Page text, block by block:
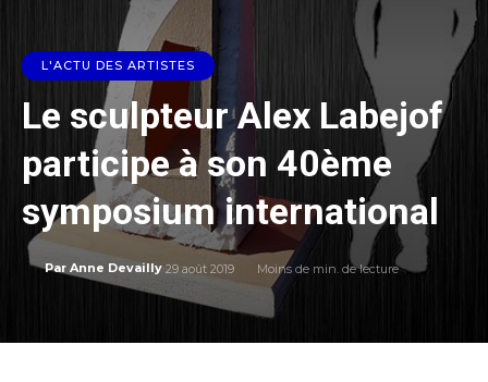
L'ACTU DES ARTISTES
Le sculpteur Alex Labejof
participe à son 40ème
symposium international
Par Anne Devailly 29 août 2019 Moins de min. de lecture